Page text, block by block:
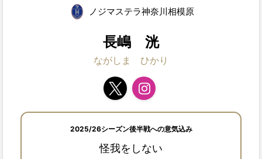
ノジマステラ神奈川相模原
長嶋 洸
ながしま ひかり
2025/26シーズン後半戦への意気込み
怪我をしない